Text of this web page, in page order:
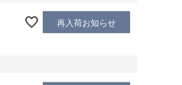
再入荷お知らせ